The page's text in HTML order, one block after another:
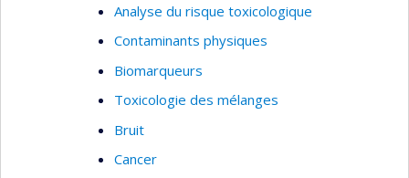
Analyse du risque toxicologique
Contaminants physiques
Biomarqueurs
Toxicologie des mélanges
Bruit
Cancer